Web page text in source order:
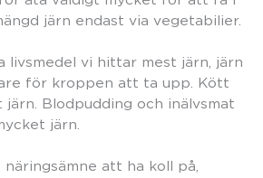
järn endast via vegetabilier.
livsmedel vi hittar mest järn, järn
för kroppen att ta upp. Kött
järn. Blodpudding och inälvsmat
järn.
att ha koll på,